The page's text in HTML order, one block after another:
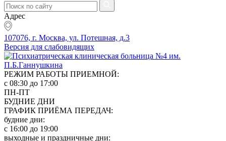
Адрес
107076, г. Москва, ул. Потешная, д.3
Версия для слабовидящих
РЕЖИМ РАБОТЫ ПРИЕМНОЙ:
с 08:30 до 17:00
ПН-ПТ
БУДНИЕ ДНИ
ГРАФИК ПРИЁМА ПЕРЕДАЧ:
будние дни:
с 16:00 до 19:00
выходные и праздничные дни: